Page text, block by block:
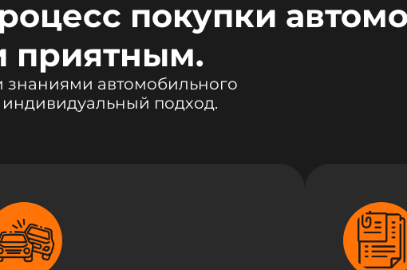
покупки
приятным.
знаниями автомобильного
подход.